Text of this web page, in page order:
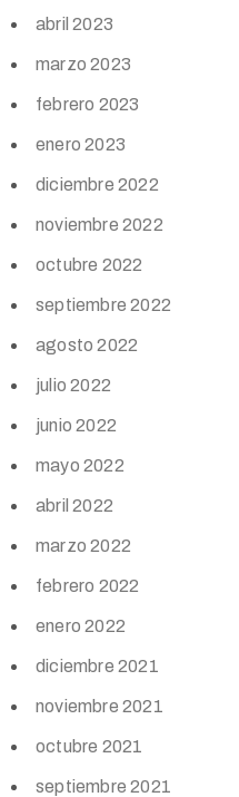
abril 2023
marzo 2023
febrero 2023
enero 2023
diciembre 2022
noviembre 2022
octubre 2022
septiembre 2022
agosto 2022
julio 2022
junio 2022
mayo 2022
abril 2022
marzo 2022
febrero 2022
enero 2022
diciembre 2021
noviembre 2021
octubre 2021
septiembre 2021